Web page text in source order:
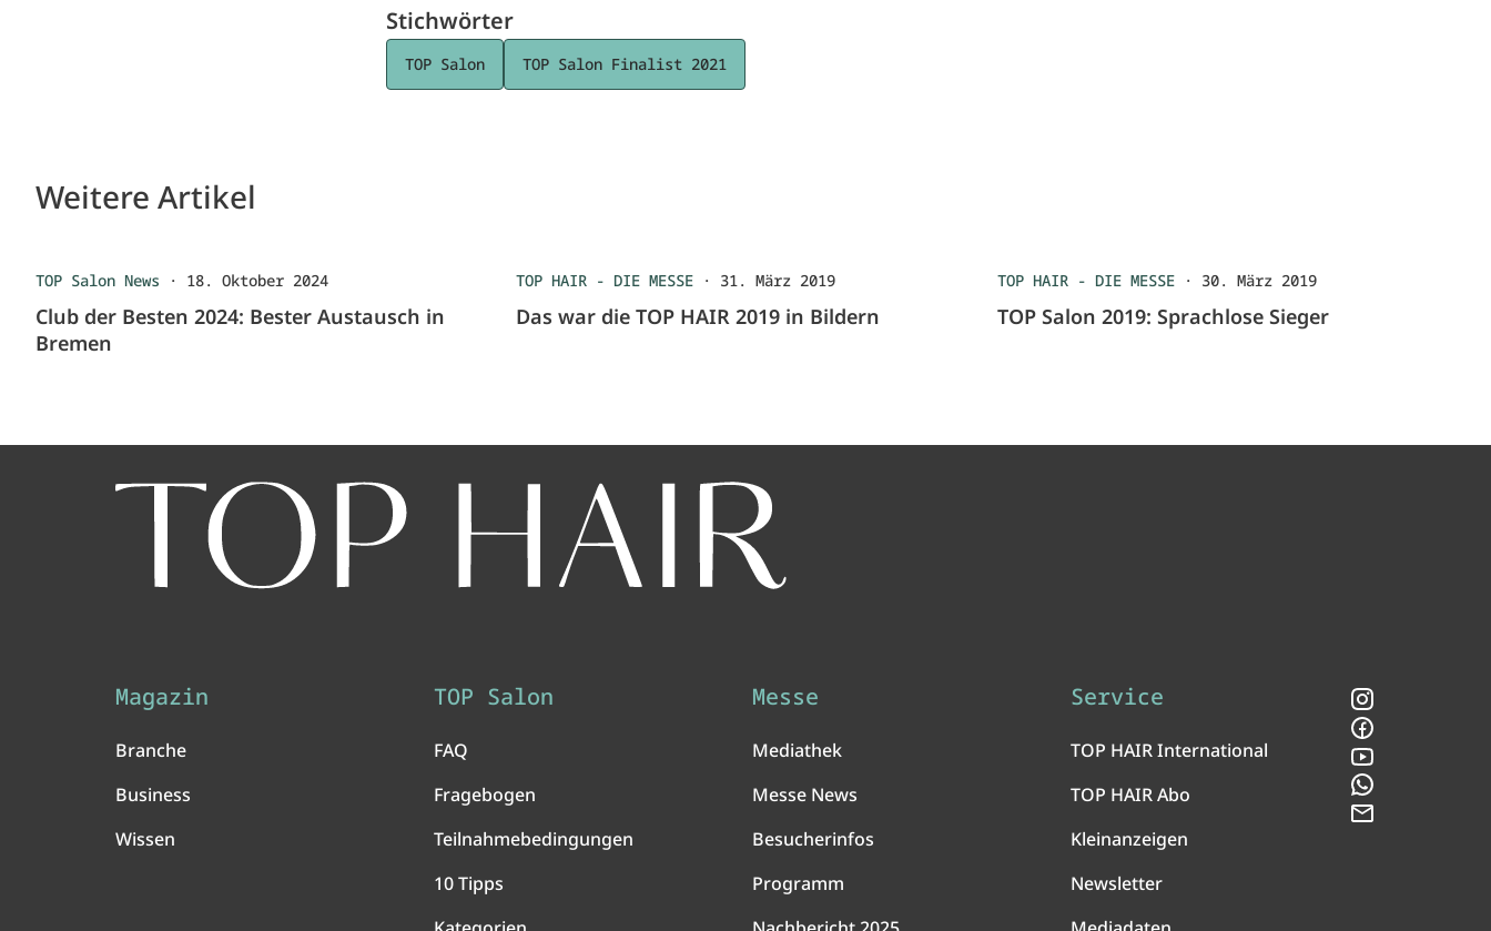
Stichwörter
TOP Salon TOP Salon Finalist 2021
Weitere Artikel
TOP Salon News · 18. Oktober 2024
Club der Besten 2024: Bester Austausch in
Bremen
TOP HAIR - DIE MESSE · 31. März 2019
Das war die TOP HAIR 2019 in Bildern
TOP HAIR - DIE MESSE· 30. März 2019
TOP Salon 2019: Sprachlose Sieger
Magazin
Branche
Business
Wissen
TOP Salon
FAQ
Fragebogen
Teilnahmebedingungen
10 Tipps
Messe
Mediathek
Messe News
Besucherinfos
Programm
Service
TOP HAIR International
TOP HAIR Abo
Kleinanzeigen
Newsletter